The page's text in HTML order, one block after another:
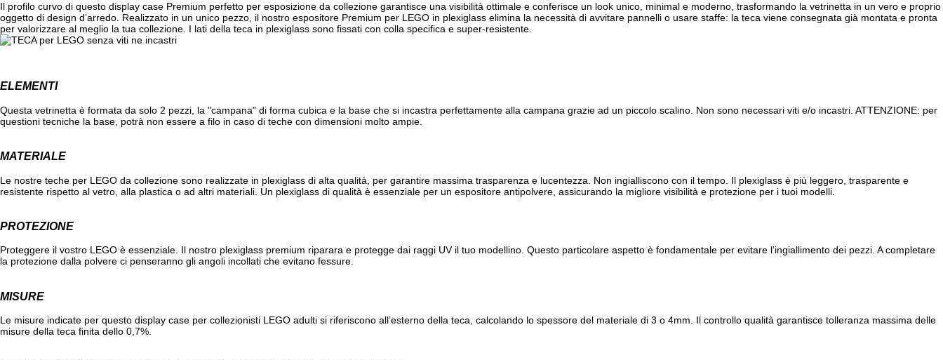
Il profilo curvo di questo display case Premium perfetto per esposizione da collezione garantisce una visibilità ottimale e conferisce un look unico, minimal e moderno, trasformando la vetrinetta in un vero e proprio
oggetto di design d’arredo. Realizzato in un unico pezzo, il nostro espositore Premium per LEGO in plexiglass elimina la necessità di avvitare pannelli o usare staffe: la teca viene consegnata già montata e pronta
per valorizzare al meglio la tua collezione. I lati della teca in plexiglass sono fissati con colla specifica e super-resistente.
ELEMENTI
Questa vetrinetta è formata da solo 2 pezzi, la "campana" di forma cubica e la base che si incastra perfettamente alla campana grazie ad un piccolo scalino. Non sono necessari viti e/o incastri. ATTENZIONE: per
questioni tecniche la base, potrà non essere a filo in caso di teche con dimensioni molto ampie.
MATERIALE
Le nostre teche per LEGO da collezione sono realizzate in plexiglass di alta qualità, per garantire massima trasparenza e lucentezza. Non ingialliscono con il tempo. Il plexiglass è più leggero, trasparente e
resistente rispetto al vetro, alla plastica o ad altri materiali. Un plexiglass di qualità è essenziale per un espositore antipolvere, assicurando la migliore visibilità e protezione per i tuoi modelli.
PROTEZIONE
Proteggere il vostro LEGO è essenziale. Il nostro plexiglass premium riparara e protegge dai raggi UV il tuo modellino. Questo particolare aspetto è fondamentale per evitare l’ingiallimento dei pezzi. A completare
la protezione dalla polvere ci penseranno gli angoli incollati che evitano fessure.
MISURE
Le misure indicate per questo display case per collezionisti LEGO adulti si riferiscono all’esterno della teca, calcolando lo spessore del materiale di 3 o 4mm. Il controllo qualità garantisce tolleranza massima delle
misure della teca finita dello 0,7%.